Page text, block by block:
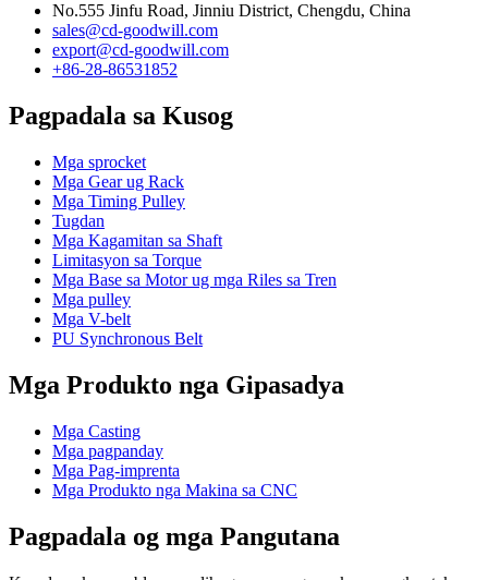
No.555 Jinfu Road, Jinniu District, Chengdu, China
sales@cd-goodwill.com
export@cd-goodwill.com
+86-28-86531852
Pagpadala sa Kusog
Mga sprocket
Mga Gear ug Rack
Mga Timing Pulley
Tugdan
Mga Kagamitan sa Shaft
Limitasyon sa Torque
Mga Base sa Motor ug mga Riles sa Tren
Mga pulley
Mga V-belt
PU Synchronous Belt
Mga Produkto nga Gipasadya
Mga Casting
Mga pagpanday
Mga Pag-imprenta
Mga Produkto nga Makina sa CNC
Pagpadala og mga Pangutana